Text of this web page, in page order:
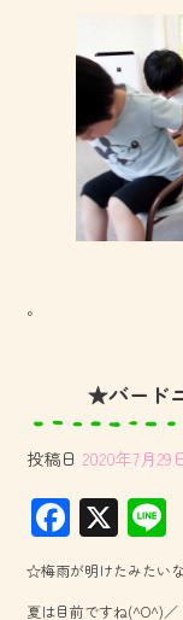
。
★バード
投稿日 2020年7月29
F
ac
e
X
☆梅雨が明けたみたい
夏は目前ですね(^O^)／